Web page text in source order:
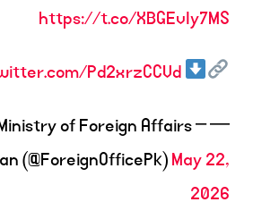
https://t.co/XBGEvIy7MS
Pd2xrzCCVd
Ministry of Foreign Affairs –
(@ForeignOfficePk)May 22,
2026